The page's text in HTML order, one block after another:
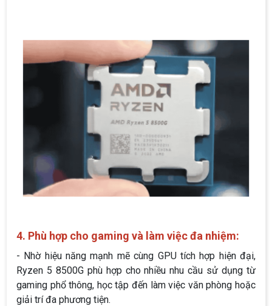
4. Phù hợp cho gaming và làm việc đa nhiệm:
- Nhờ hiệu năng mạnh mẽ cùng GPU tích hợp hiện đại,
Ryzen 5 8500G phù hợp cho nhiều nhu cầu sử dụng từ
gaming phổ thông, học tập đến làm việc văn phòng hoặc
giải trí đa phương tiện.